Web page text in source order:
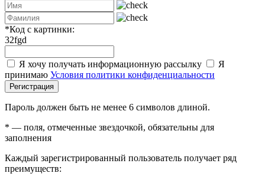
*Код с картинки:
32fgd
Я хочу получать информационную рассылку
Я
принимаю Условия политики конфиденциальности
Регистрация
Пароль должен быть не менее 6 символов длиной.
* — поля, отмеченные звездочкой, обязательны для
заполнения
Каждый зарегистрированный пользователь получает ряд
преимуществ: